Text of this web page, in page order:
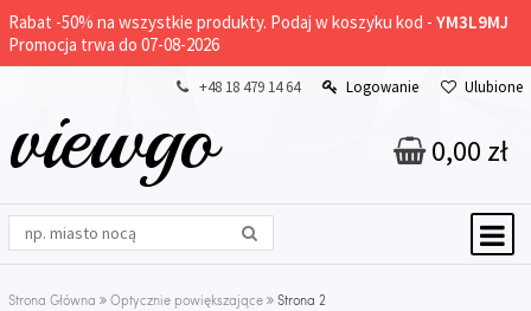
Rabat -50% na wszystkie produkty. Podaj w koszyku kod - YM3L9MJ
Promocja trwa do 07-08-2026
+48 18 479 14 64 Logowanie Ulubione
viewgo 0,00 zł
Strona Główna Optycznie powiększające Strona 2